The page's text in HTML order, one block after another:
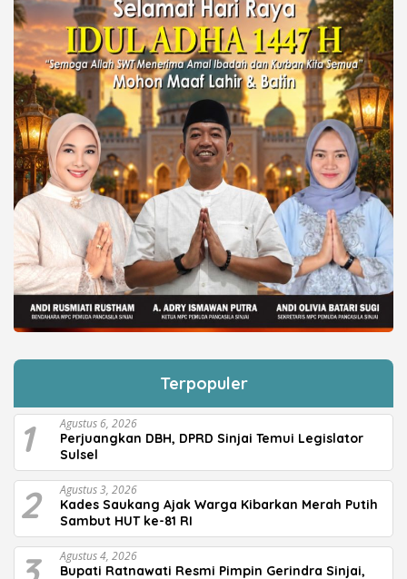
Terpopuler
1 Agustus 6, 2026
Perjuangkan DBH, DPRD Sinjai Temui Legislator
Sulsel
2 Agustus 3, 2026
Kades Saukang Ajak Warga Kibarkan Merah Putih
Sambut HUT ke-81 RI
Agustus 4, 2026
Bupati Ratnawati Resmi Pimpin Gerindra Sinjai,